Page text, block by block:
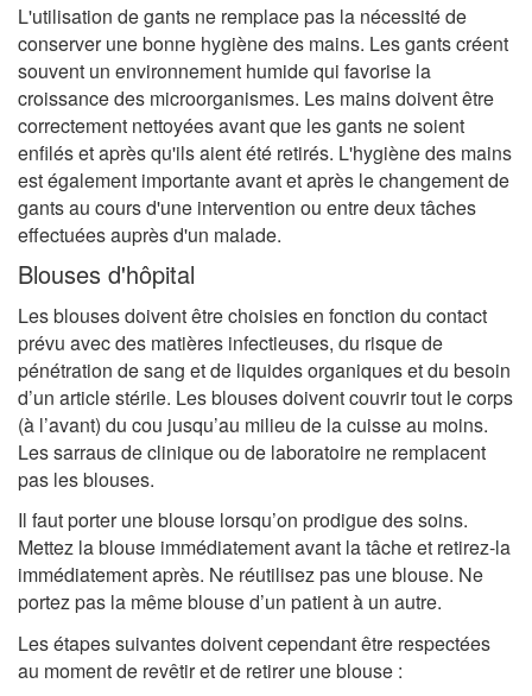
L'utilisation de gants ne remplace pas la nécessité de
conserver une bonne hygiène des mains. Les gants créent
souvent un environnement humide qui favorise la
croissance des microorganismes. Les mains doivent être
correctement nettoyées avant que les gants ne soient
enfilés et après qu'ils aient été retirés. L'hygiène des mains
est également importante avant et après le changement de
gants au cours d'une intervention ou entre deux tâches
effectuées auprès d'un malade.
Blouses d'hôpital
Les blouses doivent être choisies en fonction du contact
prévu avec des matières infectieuses, du risque de
pénétration de sang et de liquides organiques et du besoin
d’un article stérile. Les blouses doivent couvrir tout le corps
(à l’avant) du cou jusqu’au milieu de la cuisse au moins.
Les sarraus de clinique ou de laboratoire ne remplacent
pas les blouses.
Il faut porter une blouse lorsqu’on prodigue des soins.
Mettez la blouse immédiatement avant la tâche et retirez-la
immédiatement après. Ne réutilisez pas une blouse. Ne
portez pas la même blouse d’un patient à un autre.
Les étapes suivantes doivent cependant être respectées
au moment de revêtir et de retirer une blouse :